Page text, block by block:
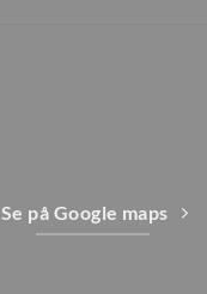
Se på Google maps